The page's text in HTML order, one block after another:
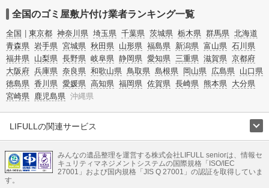
全国のゴミ屋敷片付け業者ランキング一覧
全国 東京都 神奈川県 埼玉県 千葉県 茨城県 栃木県 群馬県 北海道
青森県 岩手県 宮城県 秋田県 山形県 福島県 新潟県 富山県 石川県
福井県 山梨県 長野県 岐阜県 静岡県 愛知県 三重県 滋賀県 京都府
大阪府 兵庫県 奈良県 和歌山県 鳥取県 島根県 岡山県 広島県 山口県
徳島県 香川県 愛媛県 高知県 福岡県 佐賀県 長崎県 熊本県 大分県
宮崎県 鹿児島県 沖縄県
LIFULLの関連サービス
不動産・住宅
引越し 老人ホーム 地方創生 ママの就労支援
不動産クラウドファンディング 遺品整理 老後の暮らし情報
みんなの遺品整理を運営する株式会社LIFULL seniorは、情報セ
キュリティマネジメントシステムの国際規格「ISO/IEC
27001」および国内規格「JIS Q 27001」の認証を取得していま
す。